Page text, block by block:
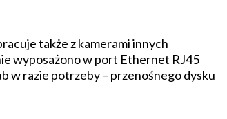
także z kamerami innych
wyposażono w port Ethernet RJ45
w razie potrzeby – przenośnego dysku